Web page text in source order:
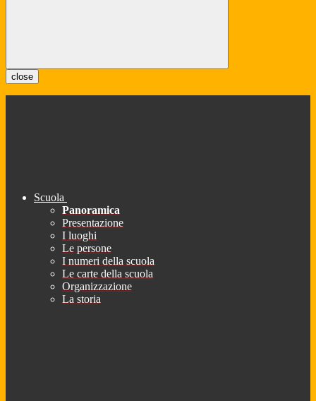
close
Scuola
Panoramica
Presentazione
I luoghi
Le persone
I numeri della scuola
Le carte della scuola
Organizzazione
La storia